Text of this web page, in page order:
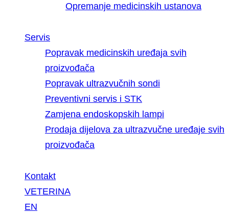
Opremanje medicinskih ustanova
Servis
Popravak medicinskih uređaja svih
proizvođača
Popravak ultrazvučnih sondi
Preventivni servis i STK
Zamjena endoskopskih lampi
Prodaja dijelova za ultrazvučne uređaje svih
proizvođača
Kontakt
VETERINA
EN